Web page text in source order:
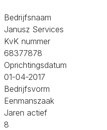
Bedrijfsnaam
Janusz Services
KvK nummer
68377878
Oprichtingsdatum
01-04-2017
Bedrijfsvorm
Eenmanszaak
Jaren actief
8